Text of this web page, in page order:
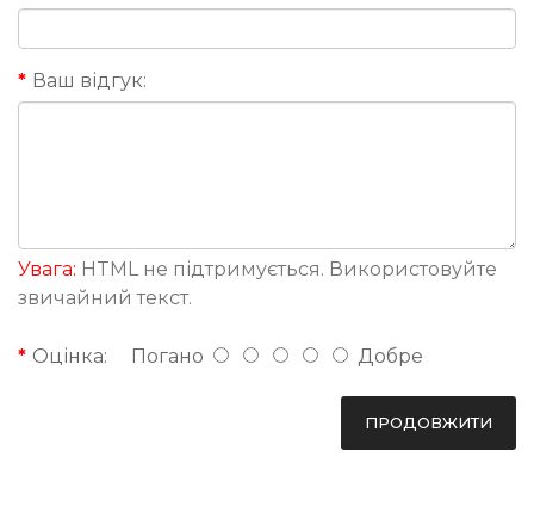
Ваш відгук:
Увага: HTML не підтримується. Використовуйте
звичайний текст.
Оцінка: Погано Добре
ПРОДОВЖИТИ